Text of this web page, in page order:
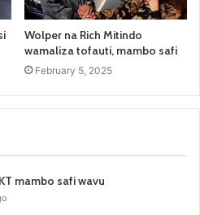
Wolper na Rich Mitindo
wamaliza tofauti, mambo safi
February 5, 2025
mambo safi wavu